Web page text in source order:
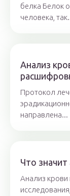
белка Белок
человека,
Анализ
Протокол
направлена...
Что значит
Анализ крови